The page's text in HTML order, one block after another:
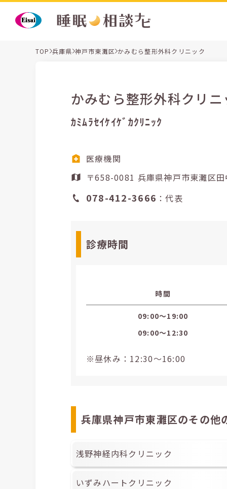
TOP 兵庫県 神戸市東灘区 かみむら整形外科クリニック
かみむら整形外科クリニ
ｶﾐﾑﾗｾｲｹｲｹﾞｶｸﾘﾆｯｸ
医療機関
〒658-0081 兵庫県神戸市
078-412-3666 ：代表
診療時間
時間
09:00〜19:00
09:00〜12:30
※昼休み：12:30～16:00
兵庫県神戸市東灘区のその他
浅野神経内科クリニック
いずみハートクリニック